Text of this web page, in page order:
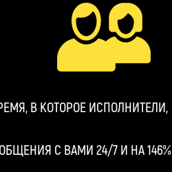
В КОТОРОЕ ИСПОЛНИТЕЛИ,
С ВАМИ 24/7 И НА 146%